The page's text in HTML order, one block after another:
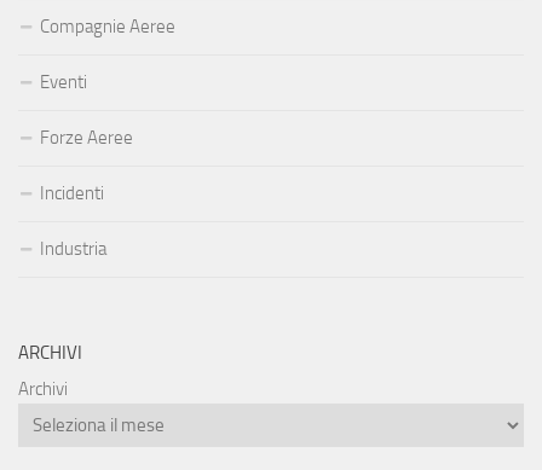
Compagnie Aeree
Eventi
Forze Aeree
Incidenti
Industria
ARCHIVI
Archivi